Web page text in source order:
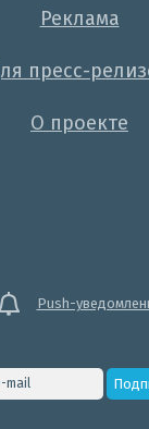
Реклама
пресс-
О проекте
Push-